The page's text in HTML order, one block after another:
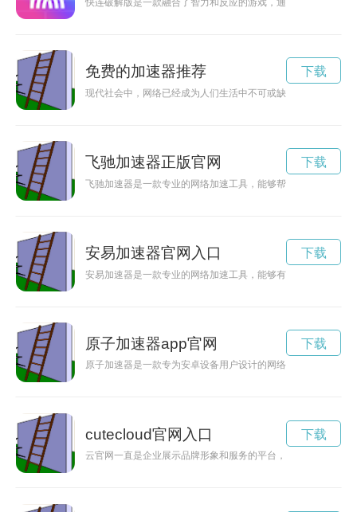
免费的加速器推荐
现代社会中，网络已经成为人们生活中不可或缺的一部分，而
下载
飞驰加速器正版官网
飞驰加速器是一款专业的网络加速工具，能够帮助用户在网络
下载
安易加速器官网入口
安易加速器是一款专业的网络加速工具，能够有效地提升网络
下载
原子加速器app官网
原子加速器是一款专为安卓设备用户设计的网络加速工具，能
下载
cutecloud官网入口
云官网一直是企业展示品牌形象和服务的平台，但有些云官网
下载